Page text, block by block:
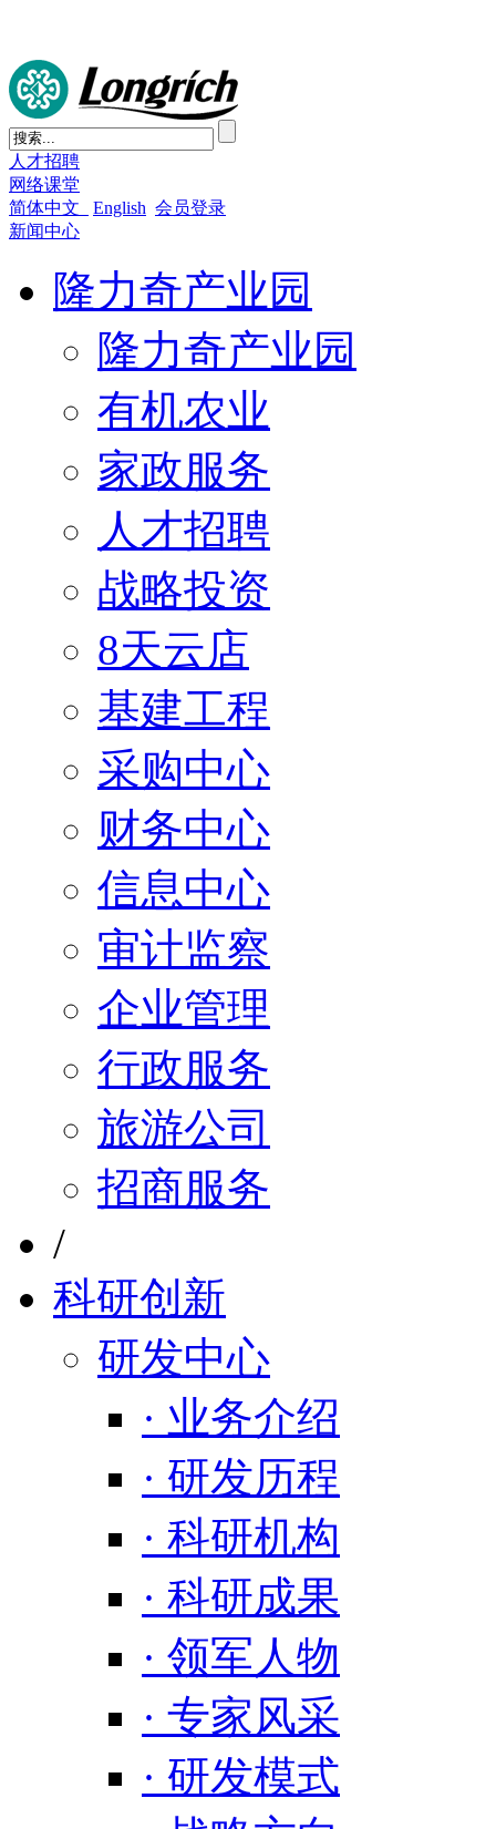
人才招聘
网络课堂
简体中文
English 会员登录
新闻中心
隆力奇产业园
隆力奇产业园
有机农业
家政服务
人才招聘
战略投资
8天云店
基建工程
采购中心
财务中心
信息中心
审计监察
企业管理
行政服务
旅游公司
招商服务
/
科研创新
研发中心
· 业务介绍
· 研发历程
· 科研机构
· 科研成果
· 领军人物
· 专家风采
· 研发模式